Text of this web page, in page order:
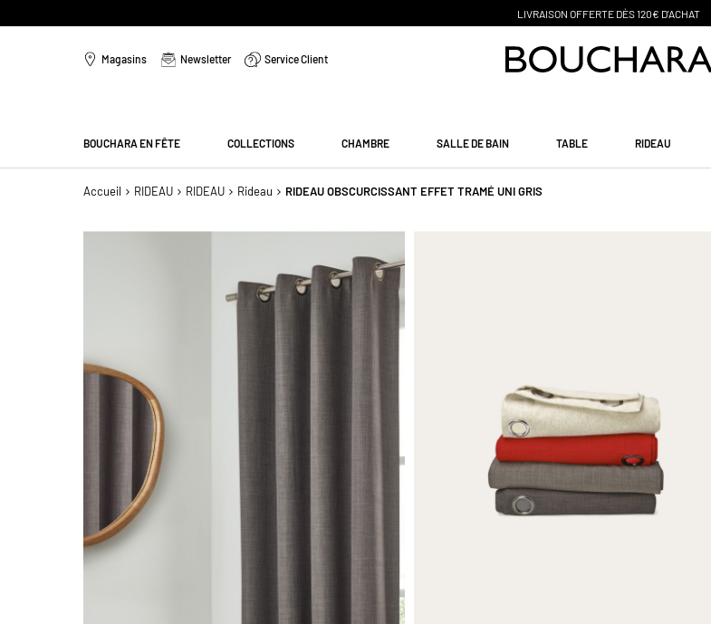
PAIEMENT EN 3 SANS FRAIS
Magasins Newsletter Service Client
BOUCHARA EN FÊTE COLLECTIONS CHAMBRE SALLE DE BAIN TABLE RIDEAU
Accueil RIDEAU RIDEAU Rideau RIDEAU OBSCURCISSANT EFFET TRAMÉ UNI GRIS
d’images